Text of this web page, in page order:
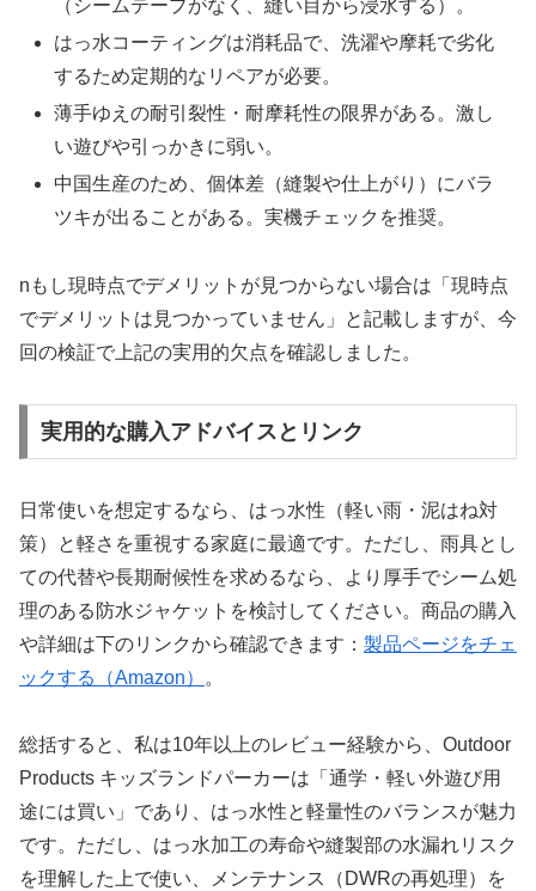
（シームテープがなく、縫い目から浸水する）。
はっ水コーティングは消耗品で、洗濯や摩耗で劣化
するため定期的なリペアが必要。
薄手ゆえの耐引裂性・耐摩耗性の限界がある。激し
い遊びや引っかきに弱い。
中国生産のため、個体差（縫製や仕上がり）にバラ
ツキが出ることがある。実機チェックを推奨。
nもし現時点でデメリットが見つからない場合は「現時点
でデメリットは見つかっていません」と記載しますが、今
回の検証で上記の実用的欠点を確認しました。
実用的な購入アドバイスとリンク
日常使いを想定するなら、はっ水性（軽い雨・泥はね対
策）と軽さを重視する家庭に最適です。ただし、雨具とし
ての代替や長期耐候性を求めるなら、より厚手でシーム処
理のある防水ジャケットを検討してください。商品の購入
や詳細は下のリンクから確認できます： 製品ページをチェ
ックする（Amazon）
。
総括すると、私は10年以上のレビュー経験から、Outdoor
Products キッズランドパーカーは「通学・軽い外遊び用
途には買い」であり、はっ水性と軽量性のバランスが魅力
です。ただし、はっ水加工の寿命や縫製部の水漏れリスク
を理解した上で使い、メンテナンス（DWRの再処理）を